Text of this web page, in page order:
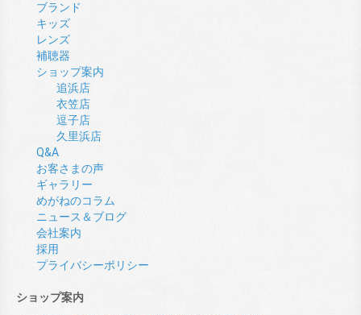
ブランド
キッズ
レンズ
補聴器
ショップ案内
追浜店
衣笠店
逗子店
久里浜店
Q&A
お客さまの声
ギャラリー
めがねのコラム
ニュース＆ブログ
会社案内
採用
プライバシーポリシー
ショップ案内